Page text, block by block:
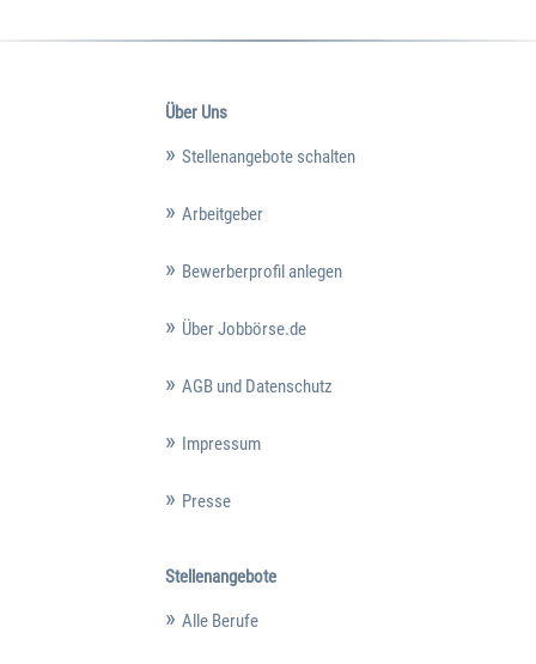
Über Uns
Stellenangebote schalten
Arbeitgeber
Bewerberprofil anlegen
Über Jobbörse.de
AGB und Datenschutz
Impressum
Presse
Stellenangebote
Alle Berufe